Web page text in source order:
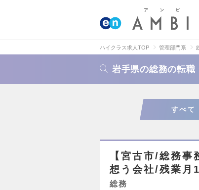
ハイクラス求人TOP 管理部門系
岩手県の総務の転職
すべて
【宮古市/総務
想う会社/残業
総務